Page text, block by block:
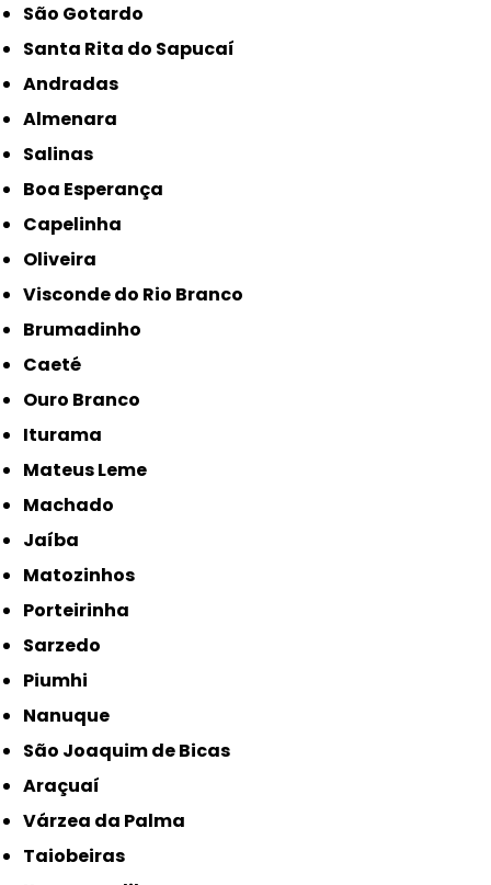
São Gotardo
Santa Rita do Sapucaí
Andradas
Almenara
Salinas
Boa Esperança
Capelinha
Oliveira
Visconde do Rio Branco
Brumadinho
Caeté
Ouro Branco
Iturama
Mateus Leme
Machado
Jaíba
Matozinhos
Porteirinha
Sarzedo
Piumhi
Nanuque
São Joaquim de Bicas
Araçuaí
Várzea da Palma
Taiobeiras